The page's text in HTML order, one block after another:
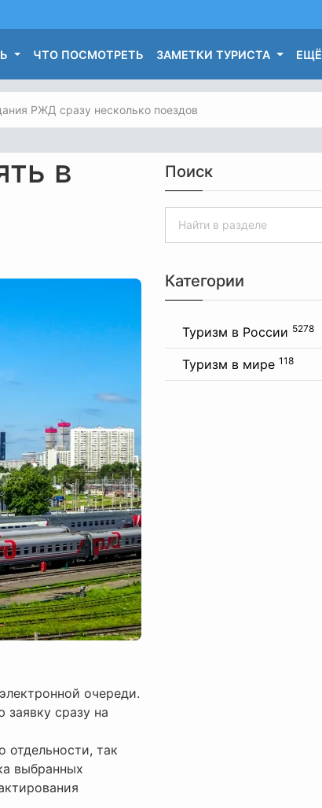
ЧТО ПОСМОТРЕТЬ ЗАМЕТКИ ТУРИСТА ЕЩЁ
РЖД сразу несколько поездов
в
очереди.
сразу на
так
выбранных
Поиск
Категории
Туризм в России 5278
Туризм в мире 118